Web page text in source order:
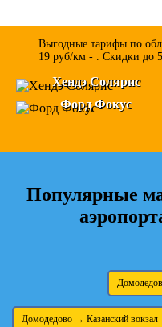
Выгодные тарифы по
19 руб/км - . Скидки до
Хендэ Солярис
Форд Фокус
Популярные
Домодедово → Казанский вокзал